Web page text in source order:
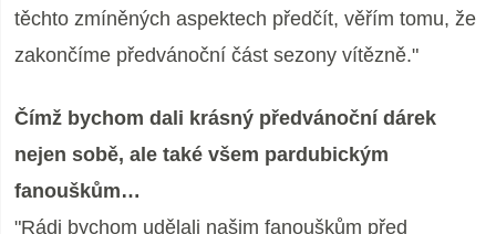
těchto zmíněných aspektech předčít, věřím tomu, že
zakončíme předvánoční část sezony vítězně."
Čímž bychom dali krásný předvánoční dárek
nejen sobě, ale také všem pardubickým
fanouškům…
"Rádi bychom udělali našim fanouškům před